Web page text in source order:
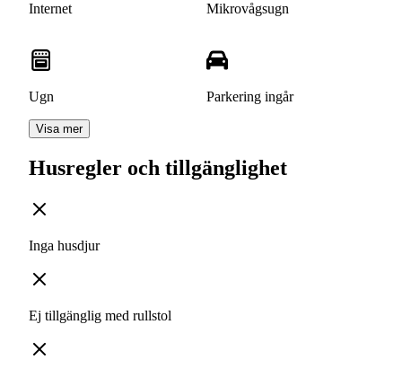
Internet Mikrovågsugn
Ugn Parkering ingår
Visa mer
Husregler och tillgänglighet
Inga husdjur
Ej tillgänglig med rullstol